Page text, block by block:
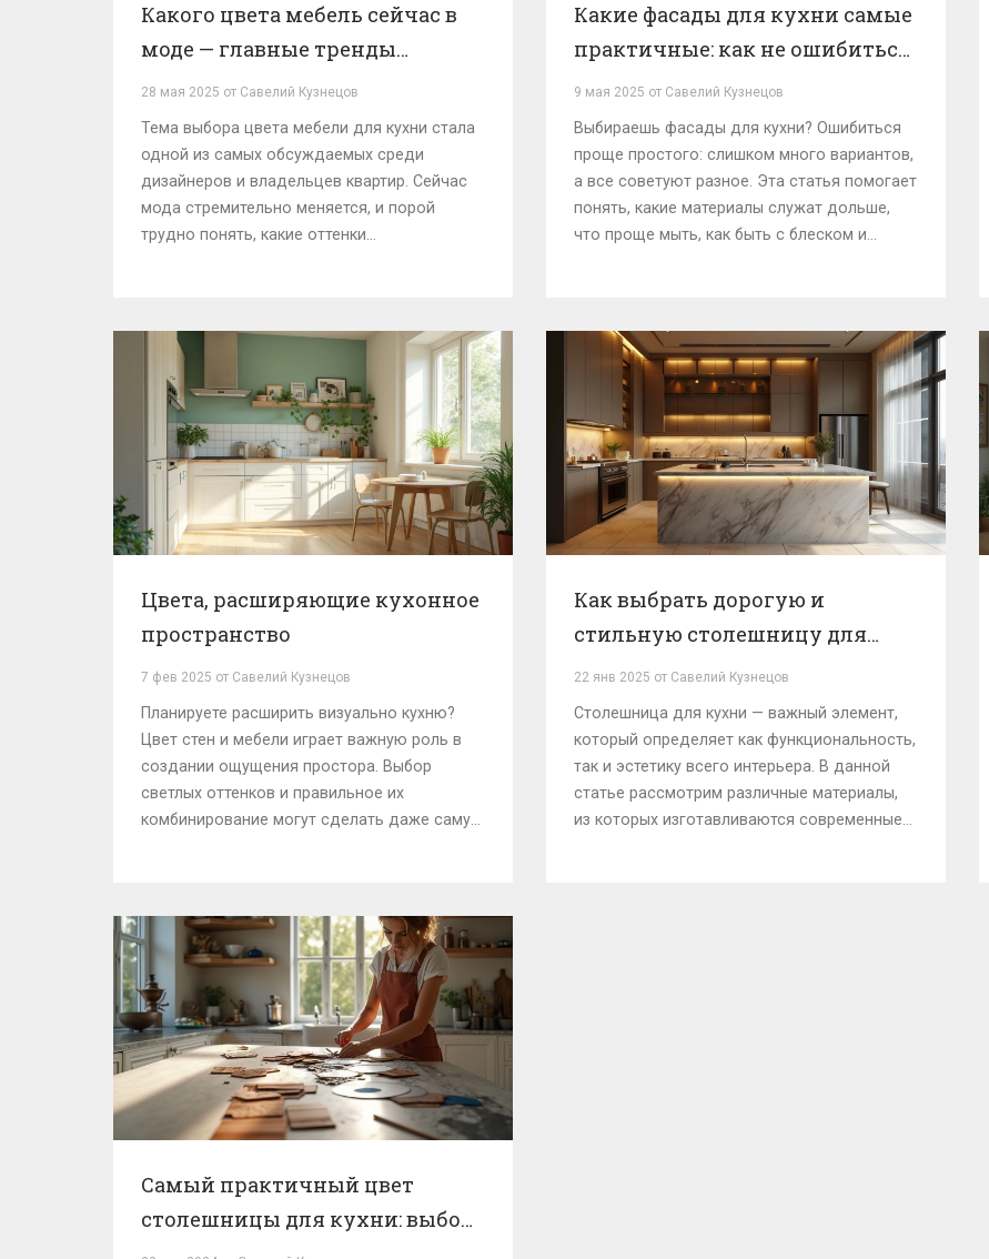
Какого цвета мебель сейчас в
моде — главные тренды
кухонного интерьера
28 мая 2025 от Савелий Кузнецов
Тема выбора цвета мебели для кухни стала
одной из самых обсуждаемых среди
дизайнеров и владельцев квартир. Сейчас
мода стремительно меняется, и порой
трудно понять, какие оттенки
выглядят дорого, а другие устаревают.
Также я поделюсь советами, как выбрать
цвет, который не надоест вам через год.
Какие фасады для кухни самые
практичные: как не ошибиться
с выбором
9 мая 2025 от Савелий Кузнецов
Выбираешь фасады для кухни? Ошибиться
проще простого: слишком много вариантов,
а все советуют разное. Эта статья помогает
понять, какие материалы служат дольше,
что проще мыть, как быть с блеском и
работает на практике. Легко разобраться, не
запутавшись в терминах.
Цвета, расширяющие кухонное
пространство
7 фев 2025 от Савелий Кузнецов
Планируете расширить визуально кухню?
Цвет стен и мебели играет важную роль в
создании ощущения простора. Выбор
светлых оттенков и правильное их
комбинирование могут сделать даже самую
получите полезные советы по их
применению.
Как выбрать дорогую и
стильную столешницу для
кухни
22 янв 2025 от Савелий Кузнецов
Столешница для кухни — важный элемент,
который определяет как функциональность,
так и эстетику всего интерьера. В данной
статье рассмотрим различные материалы,
из которых изготавливаются современные
Самый практичный цвет
столешницы для кухни: выбор